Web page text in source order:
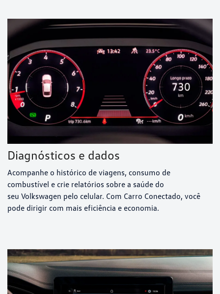
Diagnósticos e dados
Acompanhe o histórico de viagens, consumo de
combustível e crie relatórios sobre a saúde do
seu Volkswagen pelo celular. Com Carro Conectado, você
pode dirigir com mais eficiência e economia.